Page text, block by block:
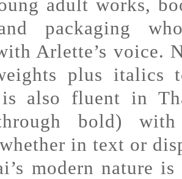
adult works,
packaging
Arlette’s voice.
plus italics
also fluent in
bold)
in text or
modern nature